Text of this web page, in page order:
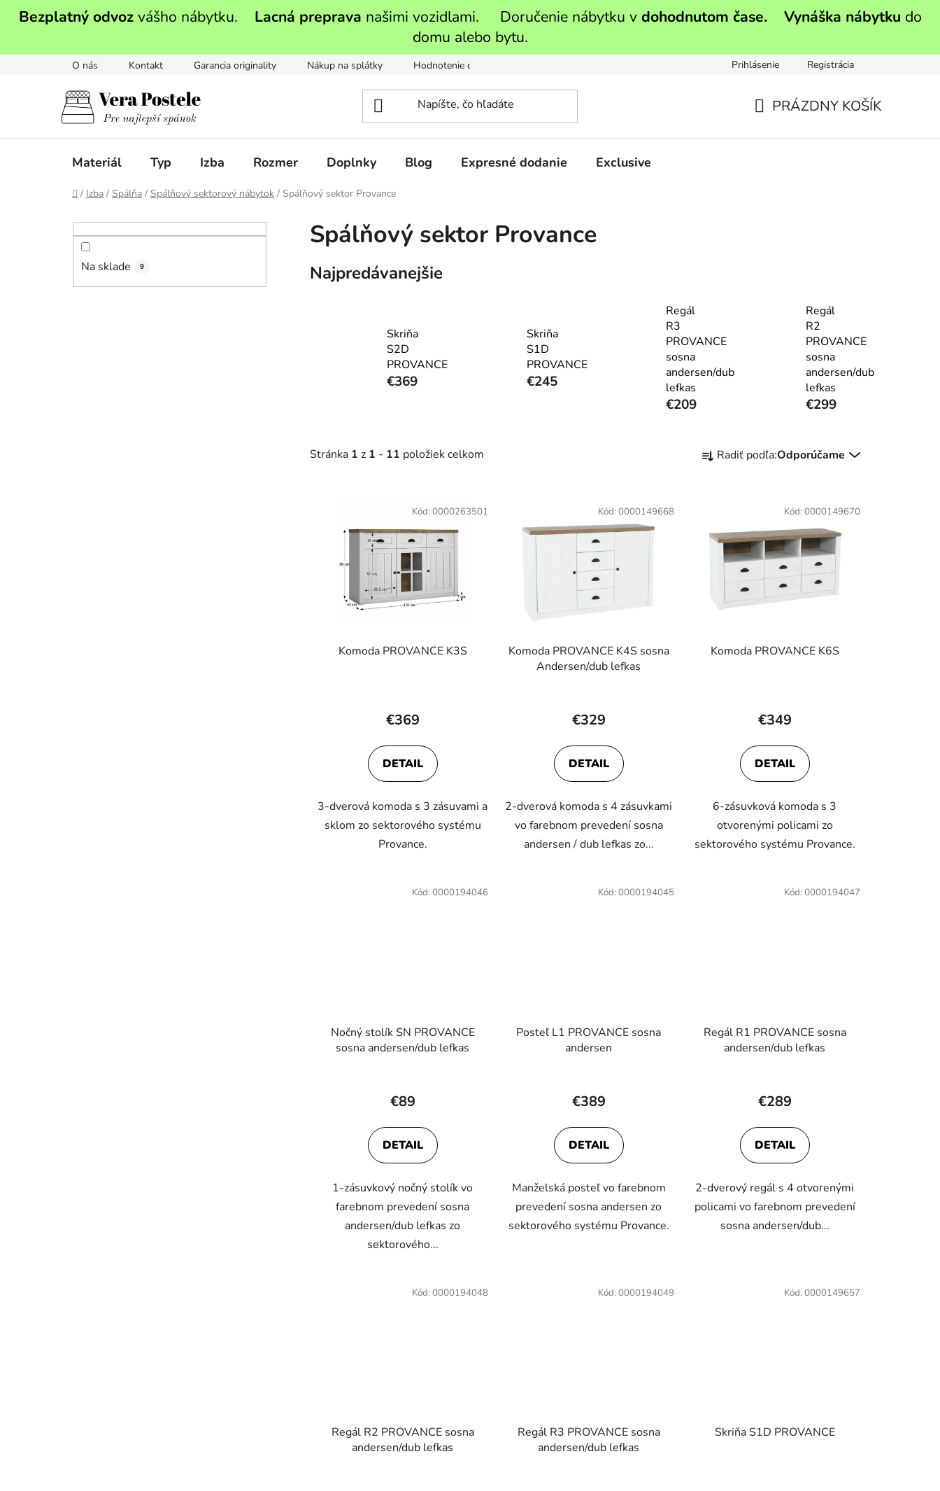
Bezplatný odvozvášho nábytku. Lacná preprava našimi vozidlami. Doručenie nábytku v dohodnutom čase. Vynáška nábytku do
domu alebo bytu.
O nás Kontakt Garancia originality Nákup na splátky Hodnotenie obchodu Prihlásenie Registrácia
PRÁZDNY KOŠÍK
Materiál Typ Izba Rozmer Doplnky Blog Expresné dodanie Exclusive
Domov
/ Izba / Spálňa / Spálňový sektorový nábytok / Spálňový sektor Provance
Na sklade 9
Spálňový sektor Provance
Najpredávanejšie
Skriňa
S2D
PROVANCE
€369
Skriňa
S1D
PROVANCE
€245
Regál
R3
PROVANCE
sosna
andersen/dub
lefkas
€209
Regál
R2
PROVANCE
sosna
andersen/dub
lefkas
€299
Stránka 1 z 1 - 11 položiek celkom
a Radiť podľa:Odporúčame
Komoda PROVANCE K3S
€369
DETAIL
3-dverová komoda s 3 zásuvami a
sklom zo sektorového systému
Provance.
Kód: 0000263501
Komoda PROVANCE K4S sosna
Andersen/dub lefkas
€329
DETAIL
2-dverová komoda s 4 zásuvkami
vo farebnom prevedení sosna
andersen / dub lefkas zo...
Kód: 0000149668
Komoda PROVANCE K6S
€349
DETAIL
6-zásuvková komoda s 3
otvorenými policami zo
sektorového systému Provance.
Kód: 0000149670
Nočný stolík SN PROVANCE
sosna andersen/dub lefkas
€89
DETAIL
1-zásuvkový nočný stolík vo
farebnom prevedení sosna
andersen/dub lefkas zo
sektorového...
Kód: 0000194046
Posteľ L1 PROVANCE sosna
andersen
€389
DETAIL
Manželská posteľ vo farebnom
prevedení sosna andersen zo
sektorového systému Provance.
Kód: 0000194045
Regál R1 PROVANCE sosna
andersen/dub lefkas
€289
DETAIL
2-dverový regál s 4 otvorenými
policami vo farebnom prevedení
sosna andersen/dub...
Kód: 0000194047
Regál R2 PROVANCE sosna
andersen/dub lefkas
Kód: 0000194048
Regál R3 PROVANCE sosna
andersen/dub lefkas
Kód: 0000194049
Skriňa S1D PROVANCE
Kód: 0000149657